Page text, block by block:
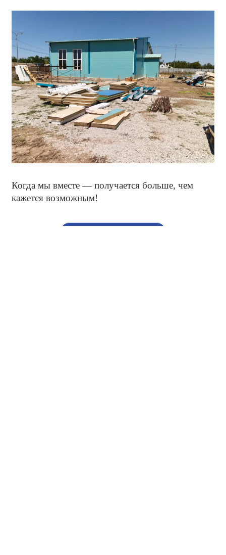
Когда мы вместе — получается больше, чем
кажется возможным!